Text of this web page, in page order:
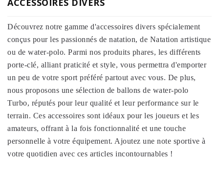
ACCESSOIRES DIVERS
Découvrez notre gamme d'accessoires divers spécialement
conçus pour les passionnés de natation, de Natation artistique
ou de water-polo. Parmi nos produits phares, les différents
porte-clé, alliant praticité et style, vous permettra d'emporter
un peu de votre sport préféré partout avec vous. De plus,
nous proposons une sélection de ballons de water-polo
Turbo, réputés pour leur qualité et leur performance sur le
terrain. Ces accessoires sont idéaux pour les joueurs et les
amateurs, offrant à la fois fonctionnalité et une touche
personnelle à votre équipement. Ajoutez une note sportive à
votre quotidien avec ces articles incontournables !